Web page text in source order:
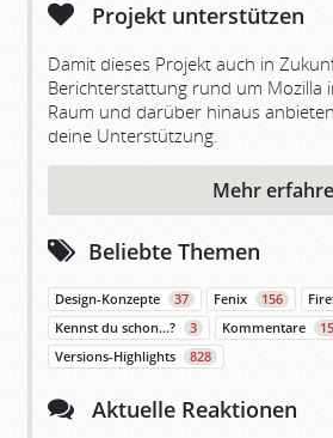
Projekt unterstützen
Damit dieses Projekt auch in
Berichterstattung rund um Mozilla
Raum und darüber hinaus
deine Unterstützung.
Mehr
Beliebte Themen
Design-Konzepte 37 Fenix 156
Kennst du schon…?
3 Kommentare 15
Versions-Highlights
828
Aktuelle Reaktionen